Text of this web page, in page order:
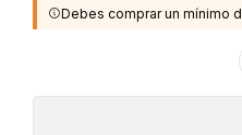
Debes comprar un mínimo